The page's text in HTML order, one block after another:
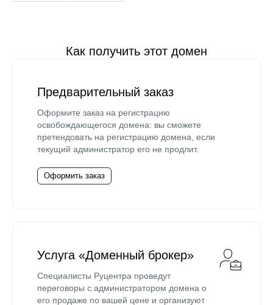
Как получить этот домен
Предварительный заказ
Оформите заказ на регистрацию
освобождающегося домена: вы сможете
претендовать на регистрацию домена, если
текущий администратор его не продлит.
Оформить заказ
Услуга «Доменный брокер»
Специалисты Руцентра проведут
переговоры с администратором домена о
его продаже по вашей цене и организуют